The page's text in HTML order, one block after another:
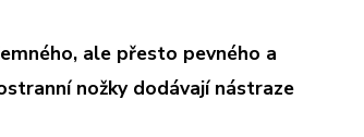
ale přesto pevného a
nožky dodávají nástraze